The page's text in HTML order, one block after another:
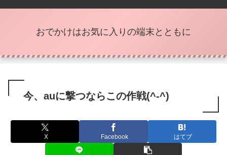
おでかけはお気に入りの端末とともに
今、auに撃つならこの作戦(^-^)
X Facebook はてブ